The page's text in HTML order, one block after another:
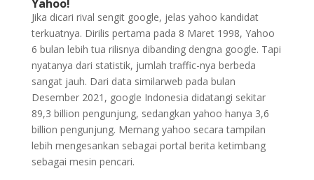
Yahoo!
Jika dicari rival sengit google, jelas yahoo kandidat
terkuatnya. Dirilis pertama pada 8 Maret 1998, Yahoo
6 bulan lebih tua rilisnya dibanding dengna google. Tapi
nyatanya dari statistik, jumlah traffic-nya berbeda
sangat jauh. Dari data similarweb pada bulan
Desember 2021, google Indonesia didatangi sekitar
89,3 billion pengunjung, sedangkan yahoo hanya 3,6
billion pengunjung. Memang yahoo secara tampilan
lebih mengesankan sebagai portal berita ketimbang
sebagai mesin pencari.